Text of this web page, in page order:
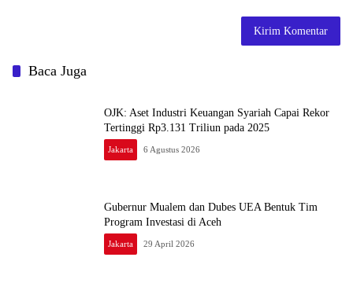
Baca Juga
OJK: Aset Industri Keuangan Syariah Capai Rekor
Tertinggi Rp3.131 Triliun pada 2025
Jakarta 6 Agustus 2026
Gubernur Mualem dan Dubes UEA Bentuk Tim
Program Investasi di Aceh
Jakarta 29 April 2026